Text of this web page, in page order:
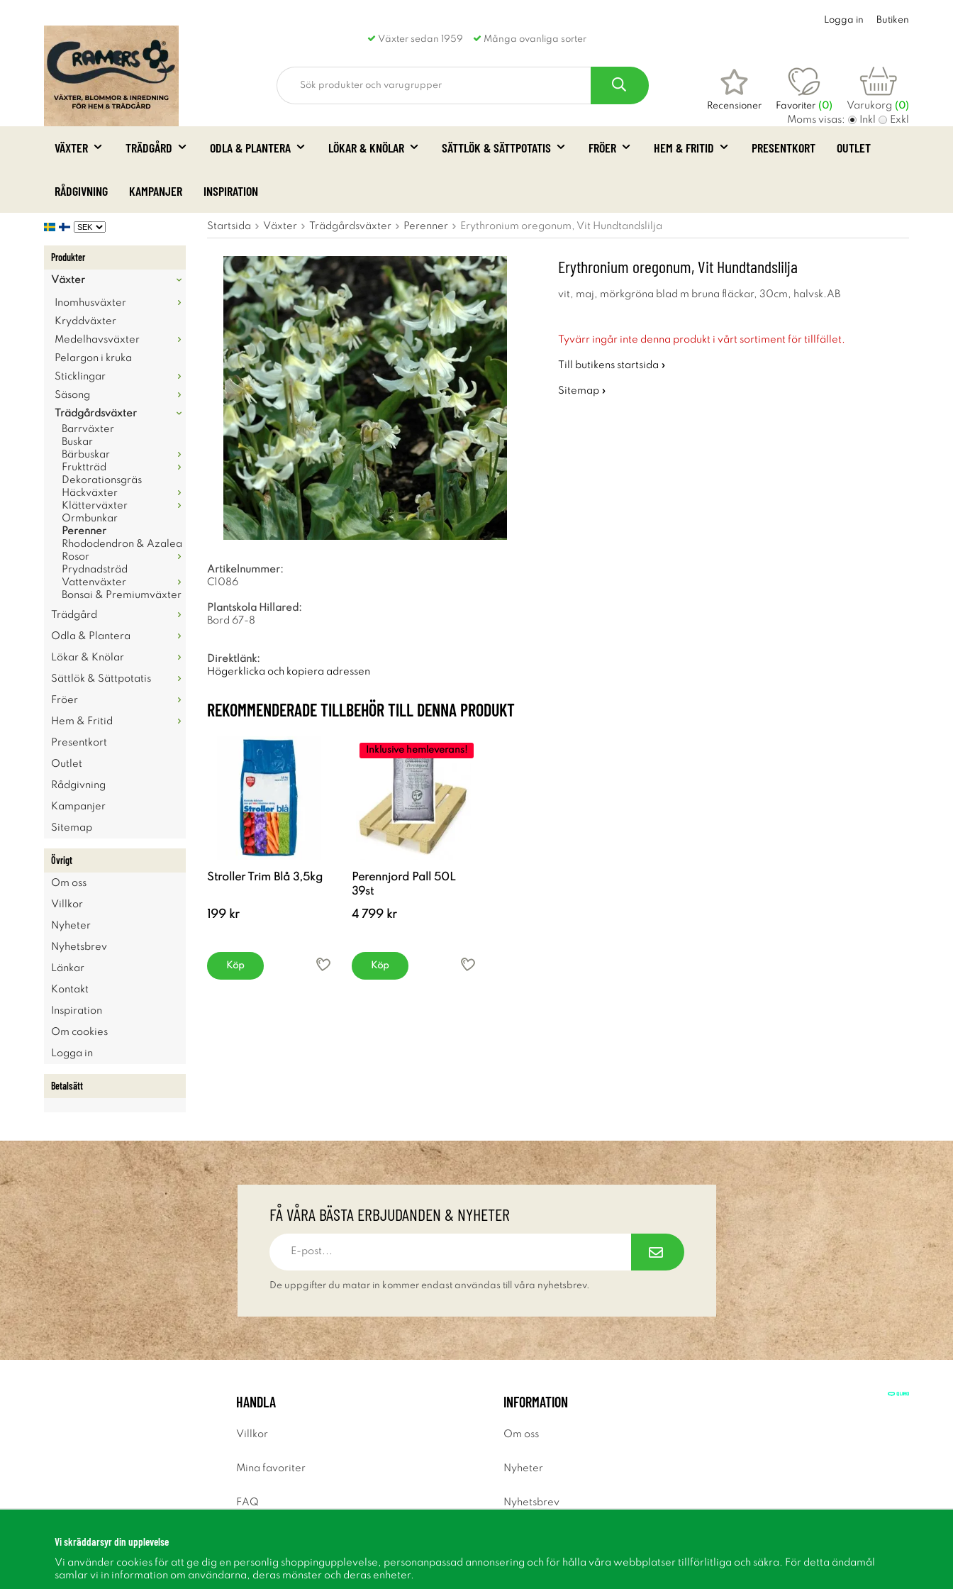
Växter sedan 1959 Många ovanliga sorter
Logga in Butiken
Recensioner Favoriter (0) Varukorg (0)
Moms visas: Inkl Exkl
VÄXTER TRÄDGÅRD ODLA & PLANTERA LÖKAR & KNÖLAR SÄTTLÖK & SÄTTPOTATIS FRÖER HEM & FRITID PRESENTKORT OUTLET
RÅDGIVNING KAMPANJER INSPIRATION
Produkter
Växter
Inomhusväxter
Kryddväxter
Medelhavsväxter
Pelargon i kruka
Sticklingar
Säsong
Trädgårdsväxter
Barrväxter
Buskar
Bärbuskar
Fruktträd
Dekorationsgräs
Häckväxter
Klätterväxter
Ormbunkar
Perenner
Rhododendron & Azalea
Rosor
Prydnadsträd
Vattenväxter
Bonsai & Premiumväxter
Trädgård
Odla & Plantera
Lökar & Knölar
Sättlök & Sättpotatis
Fröer
Hem & Fritid
Presentkort
Outlet
Rådgivning
Kampanjer
Sitemap
Övrigt
Om oss
Villkor
Nyheter
Nyhetsbrev
Länkar
Kontakt
Inspiration
Om cookies
Logga in
Betalsätt
Startsida Växter Trädgårdsväxter Perenner Erythronium oregonum, Vit Hundtandslilja
Erythronium oregonum, Vit Hundtandslilja
vit, maj, mörkgröna blad m bruna fläckar, 30cm, halvsk.AB
Tyvärr ingår inte denna produkt i vårt sortiment för tillfället.
Till butikens startsida »
Sitemap »
Artikelnummer:
C1086
Plantskola Hillared:
Bord 67-8
Direktlänk:
Högerklicka och kopiera adressen
REKOMMENDERADE TILLBEHÖR TILL DENNA PRODUKT
Stroller Trim Blå 3,5kg
199 kr
Köp
Inklusive hemleverans!
Perennjord Pall 50L
39st
4 799 kr
Köp
FÅ VÅRA BÄSTA ERBJUDANDEN & NYHETER
De uppgifter du matar in kommer endast användas till våra nyhetsbrev.
HANDLA
Villkor
Mina favoriter
FAQ
INFORMATION
Om oss
Nyheter
Nyhetsbrev
Inspiration
Vi skräddarsyr din upplevelse
Vi använder cookies för att ge dig en personlig shoppingupplevelse, personanpassad annonsering och för hålla våra webbplatser tillförlitliga och säkra. För detta ändamål
samlar vi in information om användarna, deras mönster och deras enheter.